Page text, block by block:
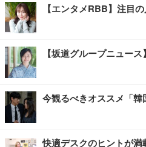
【エンタメRBB】注目
【坂道グループニュー
今観るべきオススメ「韓
快適デスクのヒントが